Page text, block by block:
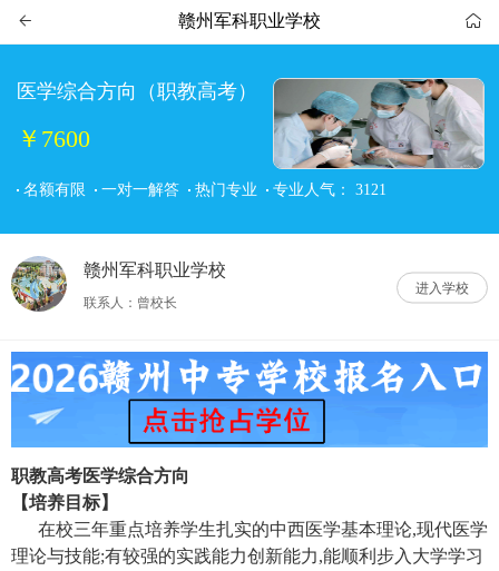
 赣州军科职业学校 
医学综合方向（职教高考）
￥7600
名额有限 一对一解答 热门专业 专业人气： 3121
赣州军科职业学校
联系人：曾校长
进入学校
职教高考医学综合方向
【培养目标】
在校三年重点培养学生扎实的中西医学基本理论,现代医学
理论与技能;有较强的实践能力创新能力,能顺利步入大学学习